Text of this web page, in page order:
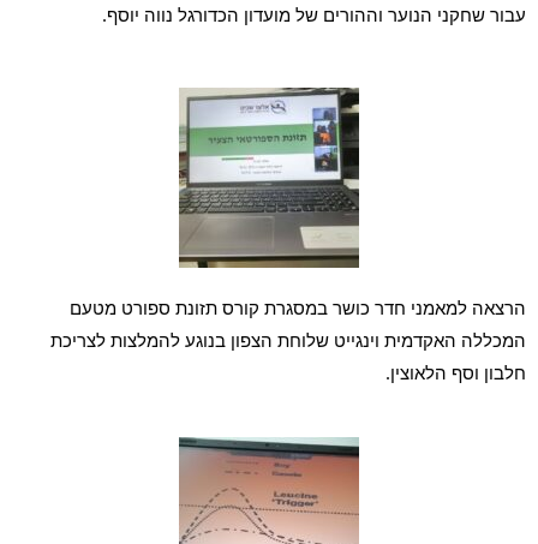
עבור שחקני הנוער וההורים של מועדון הכדורגל נווה יוסף.
הרצאה למאמני חדר כושר במסגרת קורס תזונת ספורט מטעם
המכללה האקדמית וינגייט שלוחת הצפון בנוגע להמלצות לצריכת
חלבון וסף הלאוצין.